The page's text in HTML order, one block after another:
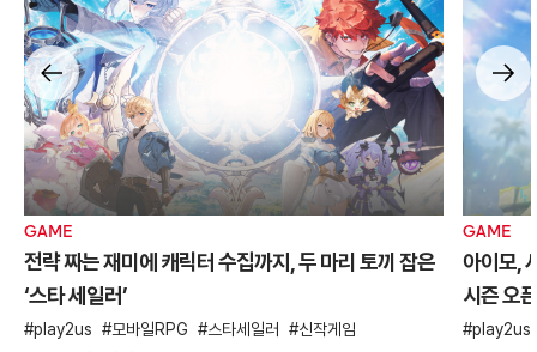
GAME
전략 짜는 재미에 캐릭터 수집까지, 두 마리 토끼 잡은
‘스타 세일러’
play2us 모바일RPG 스타세일러
신작게임
GAME
아이모,
시즌 오픈
play2us